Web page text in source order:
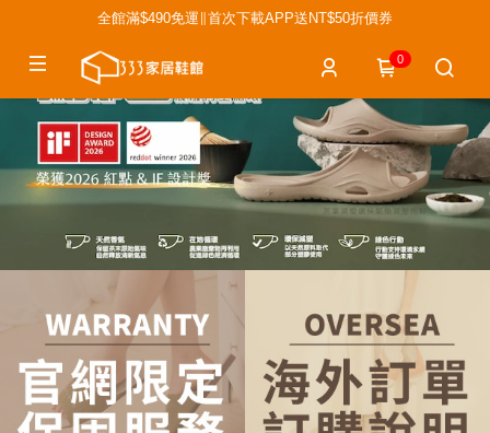
全館滿$490免運∥首次下載APP送NT$50折價券
0